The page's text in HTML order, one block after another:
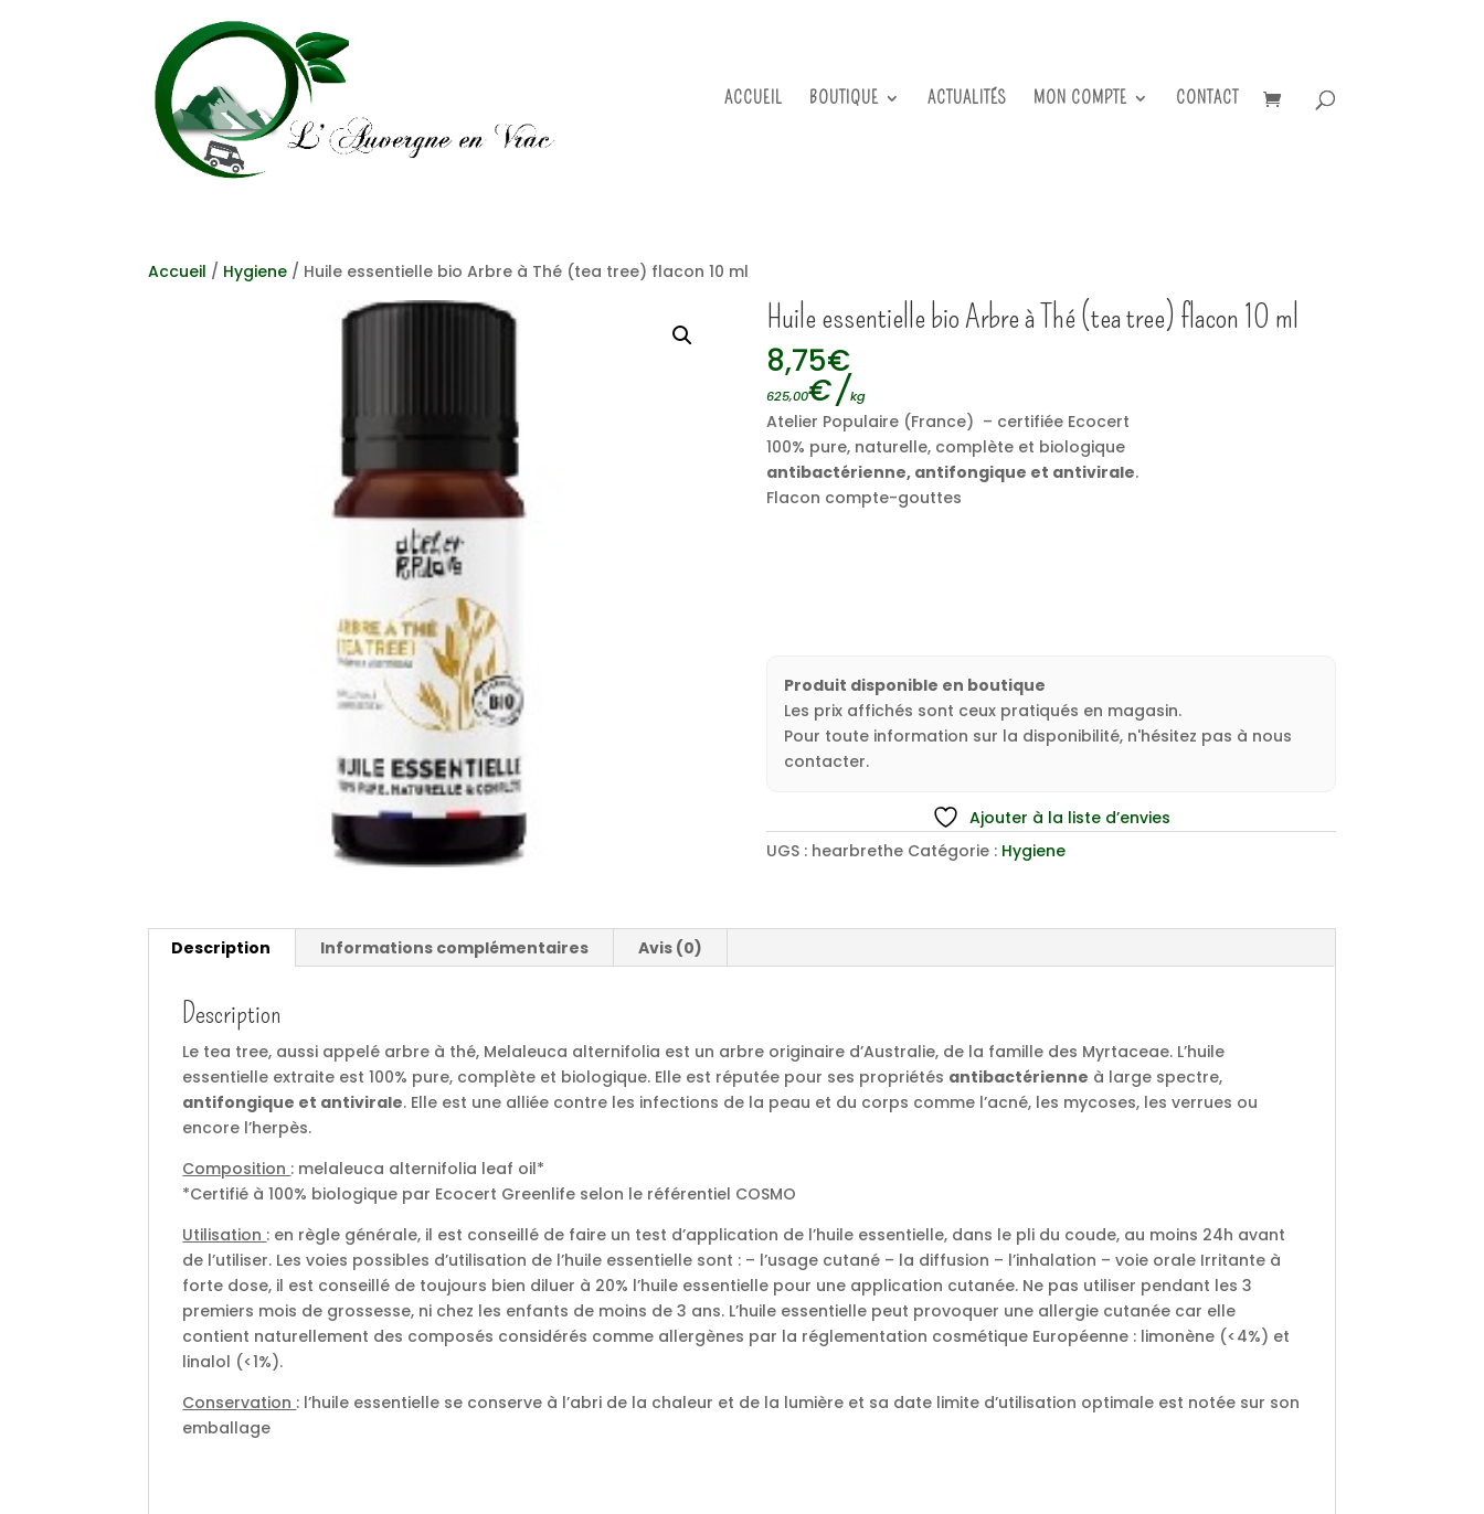
ACCUEIL BOUTIQUE ACTUALITÉS MON COMPTE CONTACT
Accueil / Hygiene / Huile essentielle bio Arbre à Thé (tea tree) flacon 10 ml
Huile essentielle bio Arbre à Thé (tea tree) flacon 10 ml
8,75€
625,00€/kg
Atelier Populaire (France) – certifiée Ecocert
100% pure, naturelle, complète et biologique
antibactérienne, antifongique et antivirale.
Flacon compte-gouttes
Produit disponible en boutique
Les prix affichés sont ceux pratiqués en magasin.
Pour toute information sur la disponibilité, n'hésitez pas à nous
contacter.
Ajouter à la liste d’envies
UGS : hearbrethe Catégorie : Hygiene
Description Informations complémentaires Avis (0)
Description
Le tea tree, aussi appelé arbre à thé, Melaleuca alternifolia est un arbre originaire d’Australie, de la famille des Myrtaceae. L’huile
essentielle extraite est 100% pure, complète et biologique. Elle est réputée pour ses propriétés antibactérienne à large spectre,
antifongique et antivirale. Elle est une alliée contre les infections de la peau et du corps comme l’acné, les mycoses, les verrues ou
encore l’herpès.
Composition : melaleuca alternifolia leaf oil*
*Certifié à 100% biologique par Ecocert Greenlife selon le référentiel COSMO
Utilisation : en règle générale, il est conseillé de faire un test d’application de l’huile essentielle, dans le pli du coude, au moins 24h avant
de l’utiliser. Les voies possibles d’utilisation de l’huile essentielle sont : – l’usage cutané – la diffusion – l’inhalation – voie orale Irritante à
forte dose, il est conseillé de toujours bien diluer à 20% l’huile essentielle pour une application cutanée. Ne pas utiliser pendant les 3
premiers mois de grossesse, ni chez les enfants de moins de 3 ans. L’huile essentielle peut provoquer une allergie cutanée car elle
contient naturellement des composés considérés comme allergènes par la réglementation cosmétique Européenne : limonène (<4%) et
linalol (<1%).
Conservation : l’huile essentielle se conserve à l’abri de la chaleur et de la lumière et sa date limite d’utilisation optimale est notée sur son
emballage